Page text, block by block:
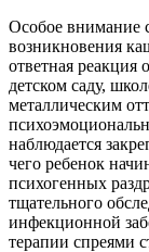
Особое внимание
возникновения
ответная реакция
детском саду,
металлическим
наблюдается
чего ребенок
психогенных
тщательного
инфекционной
терапии спреями